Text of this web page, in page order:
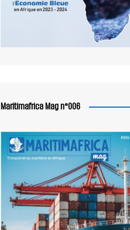
Maritimafrica Mag n°006